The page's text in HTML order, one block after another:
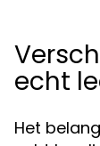
echt
Het